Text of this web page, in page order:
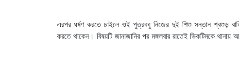
এরপর ধর্ষণ করতে চাইলে ওই পুত্রবধু নিজের দুই শিশু সন্তান শ্বশুড়
করতে থাকেন। বিষয়টি জানাজানির পর মঙ্গলবার রাতেই ভিকটিমকে